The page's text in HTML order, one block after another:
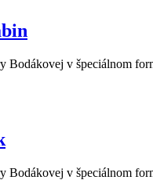
v špeciálnom
v špeciálnom